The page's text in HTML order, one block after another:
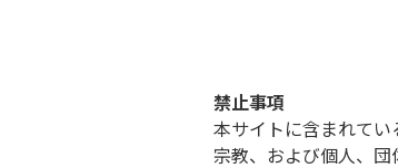
禁止事項
本サイトに含まれてい
宗教、および個人、